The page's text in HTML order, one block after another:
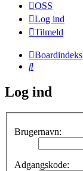
OSS
Log ind
Tilmeld
Boardindeks
Søg
Log ind
Brugernavn:
Adgangskode: